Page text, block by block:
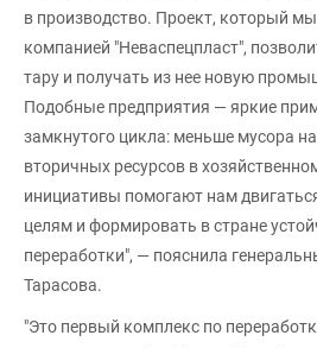
в производство. Проект, который
компанией "Неваспецпласт",
тару и получать из нее новую
Подобные предприятия — яркие
замкнутого цикла: меньше мусора
вторичных ресурсов в
инициативы помогают нам
целям и формировать в стране
переработки", — пояснила
Тарасова.
"Это первый комплекс по